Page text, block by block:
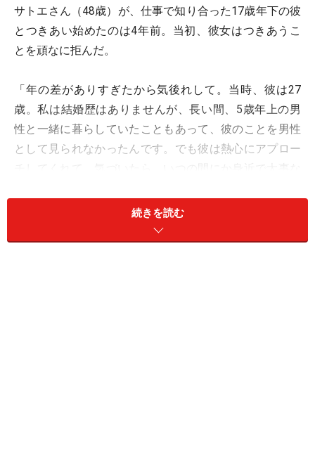
サトエさん（48歳）が、仕事で知り合った17歳年下の彼
とつきあい始めたのは4年前。当初、彼女はつきあうこ
とを頑なに拒んだ。
「年の差がありすぎたから気後れして。当時、彼は27
歳。私は結婚歴はありませんが、長い間、5歳年上の男
性と一緒に暮らしていたこともあって、彼のことを男性
として見られなかったんです。でも彼は熱心にアプロー
おずおずとつきあい始めたサトエさんだが、彼との時間
はとても居心地のいいものだった。彼にくっついてクラ
続きを読む